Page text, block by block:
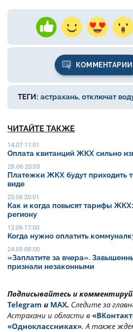
КОММЕНТАРИИ
ТЕГИ: астрахань, отключат
ЧИТАЙТЕ ТАКЖЕ
14.07 11:01
Оплата квитанций ЖКХ сильно
28.06 20:05
Платежки ЖКХ будут приходить
виде
20.06 20:01
Как и когда повысят тарифы
региону
12.06 17:00
Когда нужно оплатить
24.05 08:00
«Заплатите за вчера».
признали незаконными
Подписывайтесь и
Telegram и MAX. Cледите за
Астрахани и области в
«Одноклассниках». А также